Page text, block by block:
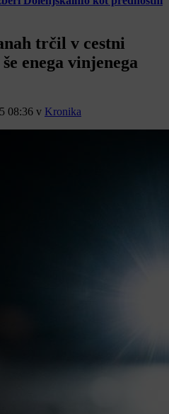
trčil v cestni
enega vinjenega
08:36 v Kronika